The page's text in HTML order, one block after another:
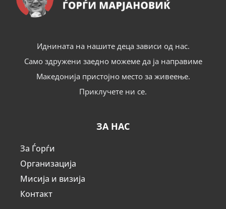
Иднината на нашите деца зависи од нас.
Само здружени заедно можеме да ја направиме
Македонија пристојно место за живеење.
Приклучете ни се.
ЗА НАС
За Ѓорѓи
Организација
Мисија и визија
Контакт